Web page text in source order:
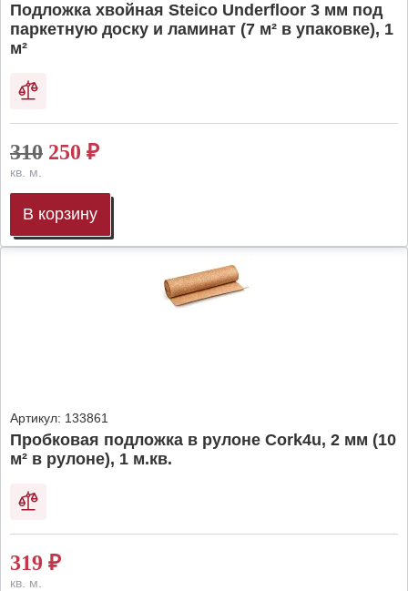
Подложка хвойная Steico Underfloor 3 мм под
паркетную доску и ламинат (7 м² в упаковке), 1
м²
310 250 ₽
кв. м.
В корзину
Артикул: 133861
Пробковая подложка в рулоне Cork4u, 2 мм (10
м² в рулоне), 1 м.кв.
319 ₽
кв. м.